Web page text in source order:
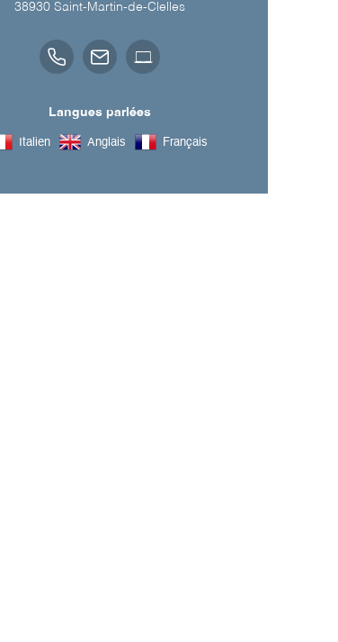
38930 Saint-Martin-de-Clelles
Langues parlées
Italien Anglais Français